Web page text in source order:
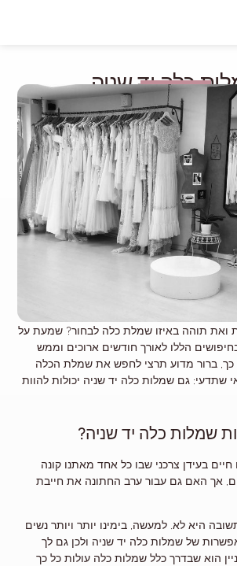
ReBride Blog
כלה יד שניה
ואת תוהה באיזו שמלת כלה לבחור? שמעת על
הללו לאורך חודשים ארוכים וממש
כך, ברור מדוע תרצי לחפש את שמלת הכלה
שתדעי: גםשמלות כלה יד שניה יכולות להוות
שמלות כלה יד שניה?
חיים בעידן צרכני שבו כל אחד מאתנו קונה
אך האם גם עבור ערב החתונה את חייבת
היא לא. למעשה, בימינו יותר ויותר נשים
של שמלות כלה יד שניה ולכן גם לך
הוא שבדרך כלל שמלות כלה עולות כל כך